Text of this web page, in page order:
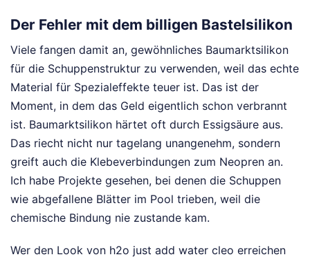
Der Fehler mit dem billigen Bastelsilikon
Viele fangen damit an, gewöhnliches Baumarktsilikon
für die Schuppenstruktur zu verwenden, weil das echte
Material für Spezialeffekte teuer ist. Das ist der
Moment, in dem das Geld eigentlich schon verbrannt
ist. Baumarktsilikon härtet oft durch Essigsäure aus.
Das riecht nicht nur tagelang unangenehm, sondern
greift auch die Klebeverbindungen zum Neopren an.
Ich habe Projekte gesehen, bei denen die Schuppen
wie abgefallene Blätter im Pool trieben, weil die
chemische Bindung nie zustande kam.
Wer den Look von h2o just add water cleo erreichen